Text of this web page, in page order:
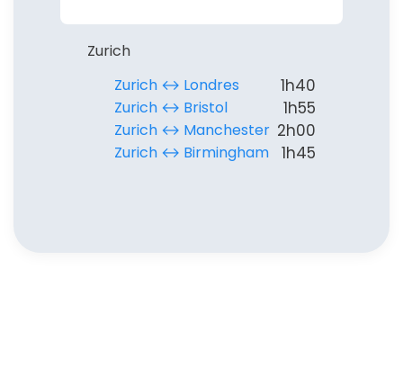
Zurich
Zurich ↔︎ Londres
1h40
Zurich ↔︎ Bristol 1h55
Zurich ↔︎ Manchester 2h00
Zurich ↔︎ Birmingham 1h45